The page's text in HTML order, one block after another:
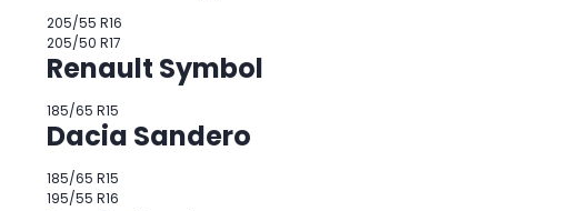
205/55 R16
205/50 R17
Renault Symbol
185/65 R15
Dacia Sandero
185/65 R15
195/55 R16